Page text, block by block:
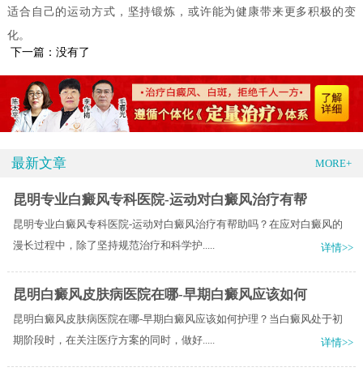
适合自己的运动方式，坚持锻炼，或许能为健康带来更多积极的变
化。
下一篇：没有了
最新文章 MORE+
昆明专业白癜风专科医院-运动对白癜风治疗有帮
昆明专业白癜风专科医院-运动对白癜风治疗有帮助吗？在应对白癜风的
漫长过程中，除了坚持规范治疗和科学护.....
详情>>
昆明白癜风皮肤病医院在哪-早期白癜风应该如何
昆明白癜风皮肤病医院在哪-早期白癜风应该如何护理？当白癜风处于初
期阶段时，在关注医疗方案的同时，做好.....
详情>>